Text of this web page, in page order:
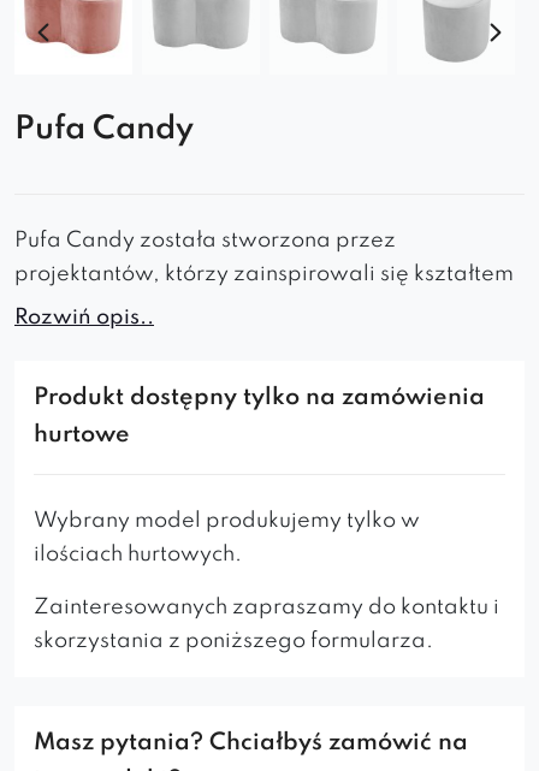
Pufa Candy
Pufa Candy została stworzona przez
projektantów, którzy zainspirowali się kształtem
jednego z rodzajów cukierków i wyróżnia się
Szerokie siedzisko zapewnia wygodne
Dzięki swojej oryginalnej konstrukcji pufa Candy
wyposażenia, ale również unikatowy element
dekoracyjny wnętrza, który przyciągnie uwagę
Pufa Candy jest dostępna w różnych kolorach,
Rozwiń opis..
Produkt dostępny tylko na zamówienia
hurtowe
Wybrany model produkujemy tylko w
ilościach hurtowych.
Zainteresowanych zapraszamy do kontaktu i
skorzystania z poniższego formularza.
Masz pytania? Chciałbyś zamówić na